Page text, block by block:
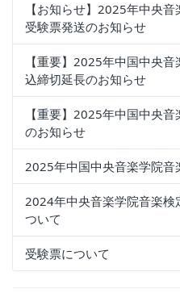
【お知らせ】2025年中央
受験票発送のお知らせ
【重要】2025年中国中央
込締切延長のお知らせ
【重要】2025年中国中央
のお知らせ
2025年中国中央音楽学院音
2024年中央音楽学院音楽検
ついて
受験票について